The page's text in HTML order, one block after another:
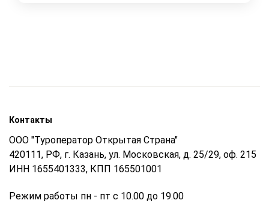
Контакты
ООО "Туроператор Открытая Страна"
420111, РФ, г. Казань, ул. Московская, д. 25/29, оф. 215
ИНН 1655401333, КПП 165501001
Режим работы пн - пт с 10.00 до 19.00